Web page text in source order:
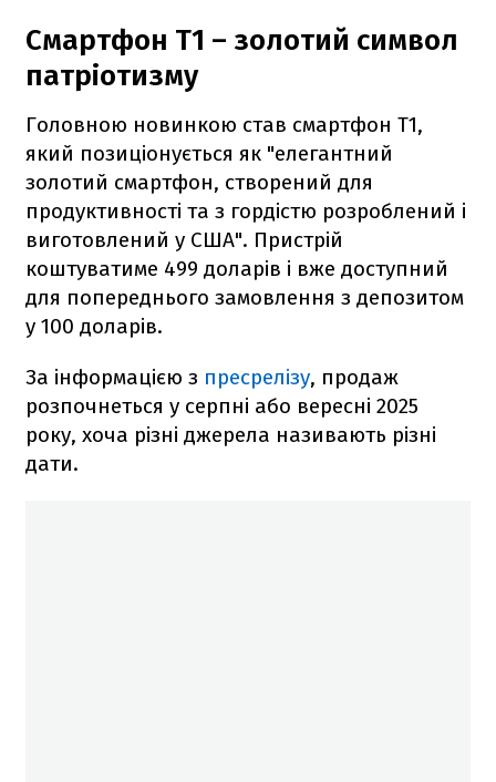
Смартфон T1 – золотий символ
патріотизму
Головною новинкою став смартфон T1,
який позиціонується як "елегантний
золотий смартфон, створений для
продуктивності та з гордістю розроблений і
виготовлений у США". Пристрій
коштуватиме 499 доларів і вже доступний
для попереднього замовлення з депозитом
у 100 доларів.
За інформацією з пресрелізу, продаж
розпочнеться у серпні або вересні 2025
року, хоча різні джерела називають різні
дати.